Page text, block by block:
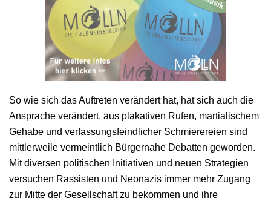
So wie sich das Auftreten verändert hat, hat sich auch die
Ansprache verändert, aus plakativen Rufen, martialischem
Gehabe und verfassungsfeindlicher Schmierereien sind
mittlerweile vermeintlich Bürgernahe Debatten geworden.
Mit diversen politischen Initiativen und neuen Strategien
versuchen Rassisten und Neonazis immer mehr Zugang
zur Mitte der Gesellschaft zu bekommen und ihre